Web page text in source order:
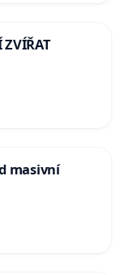
ZVÍŘAT
masivní